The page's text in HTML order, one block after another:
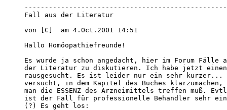
Fall aus der Literatur
von [C]  am 4.Oct.2001 14:51
Hallo Homöopathiefreunde!
Es wurde ja schon angedacht, hier im Forum Fälle
der Literatur zu diskutieren. Ich habe jetzt
rausgesucht. Es ist leider nur ein sehr
versucht, in dem Kapitel des Buches
man die ESSENZ des Arzneimittels treffen muß.
ist der Fall für professionelle Behandler sehr
(?) Es geht los: